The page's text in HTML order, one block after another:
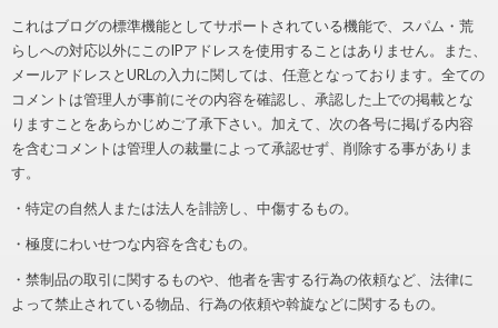
これはブログの標準機能としてサポートされている機能で、スパム・荒
らしへの対応以外にこのIPアドレスを使用することはありません。また、
メールアドレスとURLの入力に関しては、任意となっております。全ての
コメントは管理人が事前にその内容を確認し、承認した上での掲載とな
りますことをあらかじめご了承下さい。加えて、次の各号に掲げる内容
を含むコメントは管理人の裁量によって承認せず、削除する事がありま
す。
・特定の自然人または法人を誹謗し、中傷するもの。
・極度にわいせつな内容を含むもの。
・禁制品の取引に関するものや、他者を害する行為の依頼など、法律に
よって禁止されている物品、行為の依頼や斡旋などに関するもの。